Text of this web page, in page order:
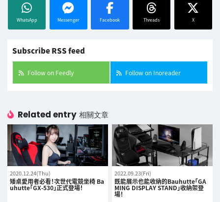
WhatsApp Messenger Facebook Threads X
Subscribe RSS feed
Follow on Feedly Follow on Inoreader
Related entry 相關文章
2020.12.24(Thu)
矮桌愛用者必看！次世代電競坐椅 Ba
uhutte「GX-530」正式登場！
2022.09.23(Fri)
既能展示也能收納的Bauhutte「GA
MING DISPLAY STAND」收納架登
場！